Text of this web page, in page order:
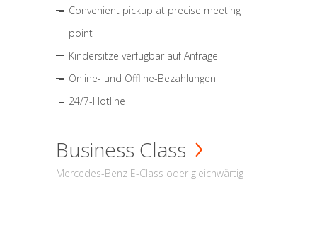
Convenient pickup at precise meeting
point
Kindersitze verfügbar auf Anfrage
Online- und Offline-Bezahlungen
24/7-Hotline
Business Class
Mercedes-Benz E-Class oder gleichwärtig